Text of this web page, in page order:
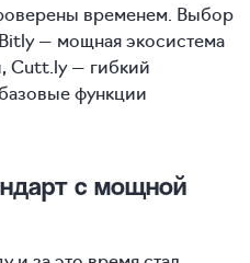
временем. Выбор
— мощная экосистема
Cutt.ly — гибкий
функции
с мощной